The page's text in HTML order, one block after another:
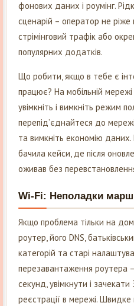
фонових даних і роумінг.
сценарій – оператор не
стрімінговий трафік або
популярних додатків.
Що робити, якщо в тебе є
працює? На мобільній мережі
увімкніть і вимкніть режим
перепід’єднайтеся до
та вимкніть економію даних.
бачила кейси, де після
оживав без
Wi-Fi: Неполадки
Якщо проблема тільки на
роутер, його DNS,
категорій та старі
перезавантаження роутера
секунд, увімкнути і
реєстрації в мережі.